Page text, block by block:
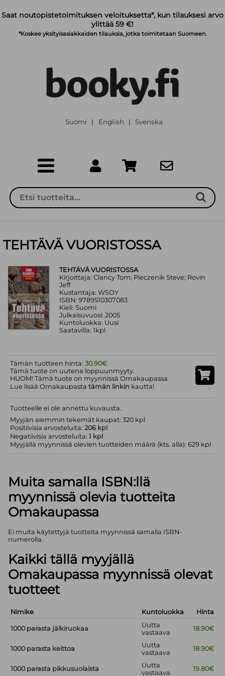
Saat noutopistetoimituksen veloituksetta*, kun tilauksesi arvo
ylittää 59 €!
*Koskee yksityisasiakkaiden tilauksia, jotka toimitetaan Suomeen.
Suomi | English | Svenska
TEHTÄVÄ VUORISTOSSA
TEHTÄVÄ VUORISTOSSA
Kirjoittaja: Clancy Tom; Pieczenik Steve; Rovin
Jeff
Kustantaja: WSOY
ISBN: 9789510307083
Kieli: Suomi
Julkaisuvuosi: 2005
Kuntoluokka: Uusi
Saatavilla: 1kpl
Tämän tuotteen hinta:30.90€
Tämä tuote on uutena loppuunmyyty.
HUOM! Tämä tuote on myynnissä Omakaupassa
Lue lisää Omakaupastatämän linkin kautta!
Tuotteelle ei ole annettu kuvausta.
Myyjän aiemmin tekemät kaupat: 320 kpl
Positiivisia arvosteluita:206 kpl
Negatiivisia arvosteluita:1 kpl
Myyjällä myynnissä olevien tuotteiden määrä (kts. alla): 629 kpl
Muita samalla ISBN:llä
myynnissä olevia tuotteita
Omakaupassa
Ei muita käytettyjä tuotteita myynnissä samalla ISBN-
numerolla.
Kaikki tällä myyjällä
Omakaupassa myynnissä olevat
tuotteet
Nimike Kuntoluokka Hinta
1000 parasta jälkiruokaa
Uutta
vastaava
18.90€
1000 parasta keittoa
Uutta
vastaava
18.90€
1000 parasta pikkusuolaista
Uutta
vastaava
19.80€